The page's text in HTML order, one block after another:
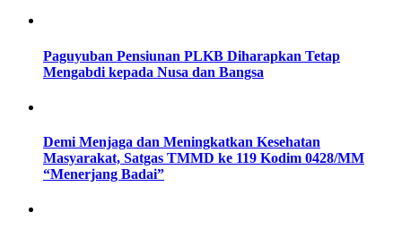
Paguyuban Pensiunan PLKB Diharapkan Tetap
Mengabdi kepada Nusa dan Bangsa
Demi Menjaga dan Meningkatkan Kesehatan
Masyarakat, Satgas TMMD ke 119 Kodim 0428/MM
“Menerjang Badai”